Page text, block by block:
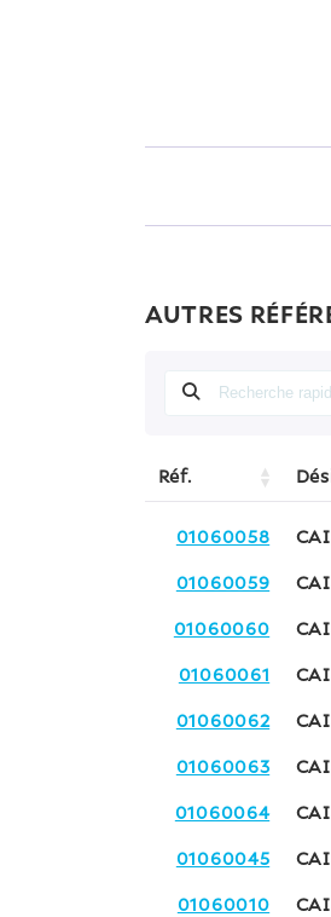
AUTRES
Réf.
01060058
01060059
01060060
01060061
01060062
01060063
01060064
01060045
01060010